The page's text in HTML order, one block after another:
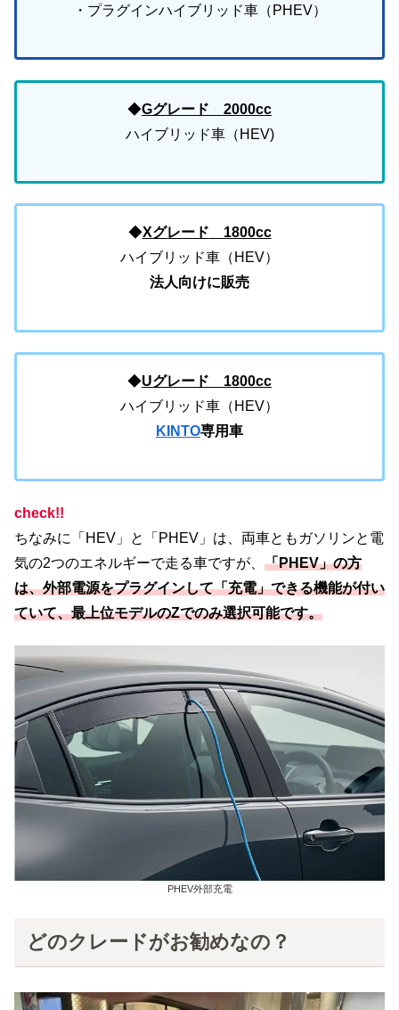
・プラグインハイブリッド車（PHEV）
◆Gグレード 2000cc
ハイブリッド車（HEV)
◆Xグレード 1800cc
ハイブリッド車（HEV）
法人向けに販売
◆Uグレード 1800cc
ハイブリッド車（HEV）
KINTO専用車
check!!
ちなみに「 HEV」と「PHEV」 は、両車ともガソリンと電
気の2つのエネルギーで走る車ですが、 「PHEV」の方
は、外部電源をプラグインして「充電」できる機能が付い
ていて、最上位モデルのZでのみ選択可能です。
PHEV外部充電
どのクレードがお勧めなの？